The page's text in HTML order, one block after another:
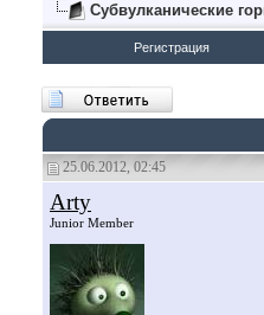
Субвулканические
Регистрация
25.06.2012, 02:45
Arty
Junior Member